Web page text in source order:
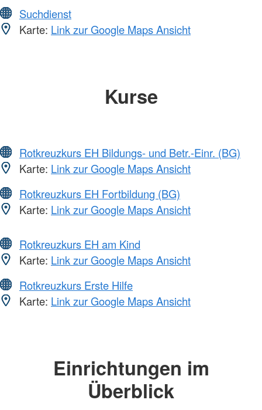
Suchdienst
Karte: Link zur Google Maps Ansicht
Kurse
Rotkreuzkurs EH Bildungs- und Betr.-Einr. (BG)
Karte: Link zur Google Maps Ansicht
Rotkreuzkurs EH Fortbildung (BG)
Karte: Link zur Google Maps Ansicht
Rotkreuzkurs EH am Kind
Karte: Link zur Google Maps Ansicht
Rotkreuzkurs Erste Hilfe
Karte: Link zur Google Maps Ansicht
Einrichtungen im
Überblick